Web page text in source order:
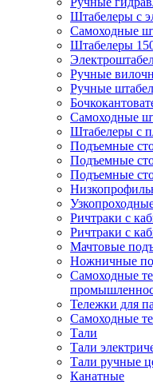
Штабелеры с
Самоходные
Штабелеры
Ручные
Ручные
Самоходные
Штабелеры с
Подъемные
Подъемные
Подъемные
Ричтраки с
Ричтраки с
Мачтовые
Ножничные
Самоходные
Тележки для
Самоходные
Тали
Тали
Тали ручные
Канатные